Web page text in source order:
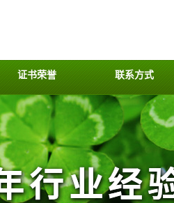
证书荣誉 联系方式